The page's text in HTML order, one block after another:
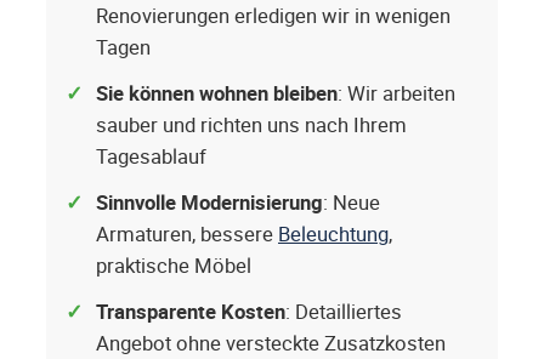
Renovierungen erledigen wir in wenigen
Tagen
Sie können wohnen bleiben: Wir arbeiten
sauber und richten uns nach Ihrem
Tagesablauf
Sinnvolle Modernisierung: Neue
Armaturen, bessere Beleuchtung,
praktische Möbel
Transparente Kosten: Detailliertes
Angebot ohne versteckte Zusatzkosten